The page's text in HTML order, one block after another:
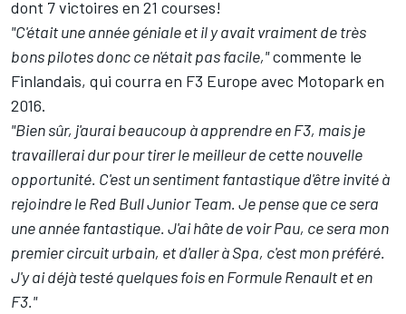
dont 7 victoires en 21 courses!
"C'était une année géniale et il y avait vraiment de très
bons pilotes donc ce n'était pas facile,"commente le
Finlandais, qui courra en F3 Europe avec Motopark en
2016.
"Bien sûr, j'aurai beaucoup à apprendre en F3, mais je
travaillerai dur pour tirer le meilleur de cette nouvelle
opportunité. C'est un sentiment fantastique d'être invité à
rejoindre le Red Bull Junior Team. Je pense que ce sera
une année fantastique. J'ai hâte de voir Pau, ce sera mon
premier circuit urbain, et d'aller à Spa, c'est mon préféré.
J'y ai déjà testé quelques fois en Formule Renault et en
F3."